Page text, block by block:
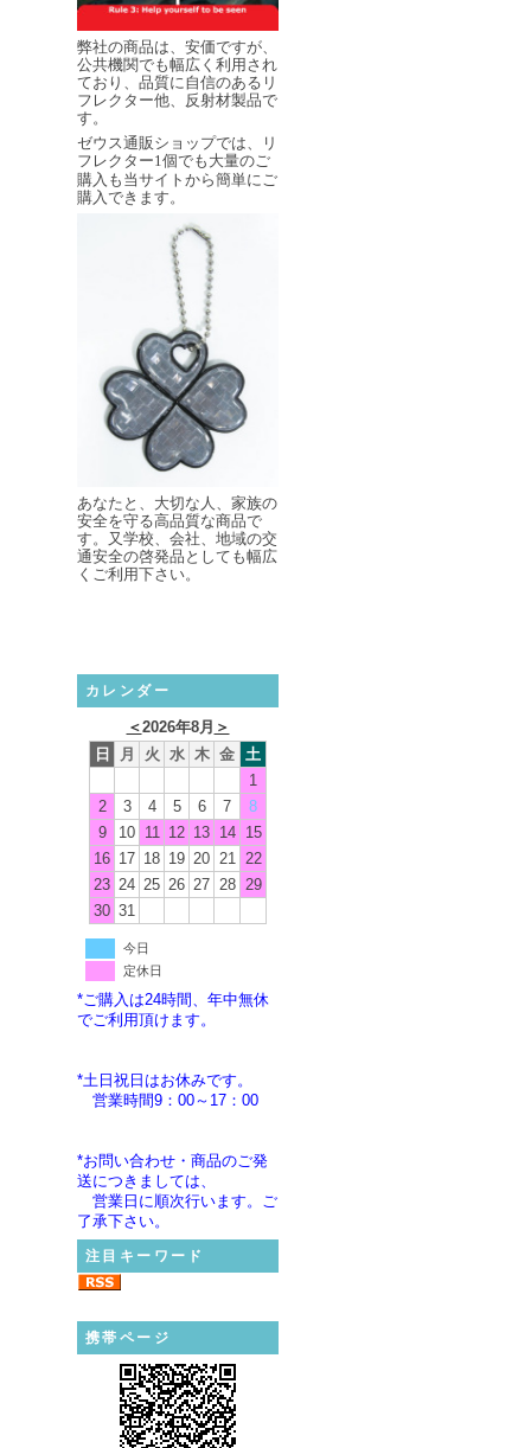
弊社の商品は、安価ですが、
公共機関でも幅広く利用され
ており、品質に自信のあるリ
フレクター他、反射材製品で
す。
ゼウス通販ショップでは、リ
フレクター1個でも大量のご
購入も当サイトから簡単にご
購入できます。
あなたと、大切な人、家族の
安全を守る高品質な商品で
す。又学校、会社、地域の交
通安全の啓発品としても幅広
くご利用下さい。
カレンダー
＜2026年8月 ＞
日
月 火 水 木 金 土
1
2
3 4 5 6 7
8
9
10 11 12 13 14
15
16 17 18 19 20 21 22
23 24 25 26 27 28 29
30 31
今日
定休日
*ご購入は24時間、年中無休
でご利用頂けます。
*土日祝日はお休みです。
営業時間9：00～17：00
*お問い合わせ・商品のご発
送につきましては、
営業日に順次行います。ご
了承下さい。
注目キーワード
携帯ページ